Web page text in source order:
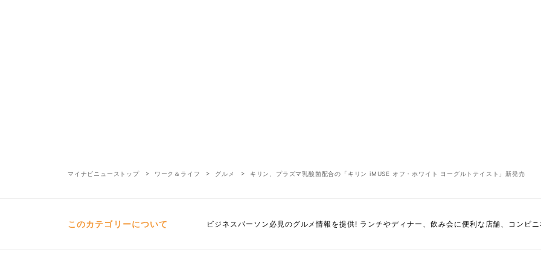
マイナビニューストップ ワーク＆ライフ グルメ キリン、プラズマ乳酸菌配合の「キリン iMUSE オフ・ホワイト ヨーグルトテイスト」新発売
このカテゴリーについて ビジネスパーソン必見のグルメ情報を提供! ランチやディナー、飲み会に便利な店舗、コンビニ